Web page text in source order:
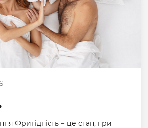
Фригідність − це стан, при